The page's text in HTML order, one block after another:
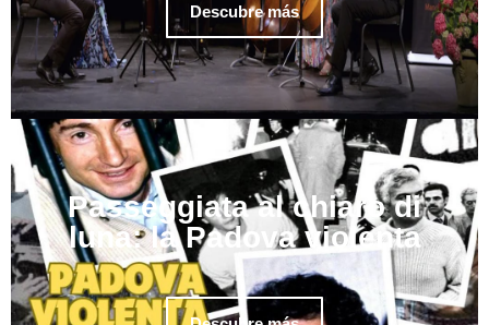
Descubre más
Passeggiata al chiaro di
luna: la Padova violenta